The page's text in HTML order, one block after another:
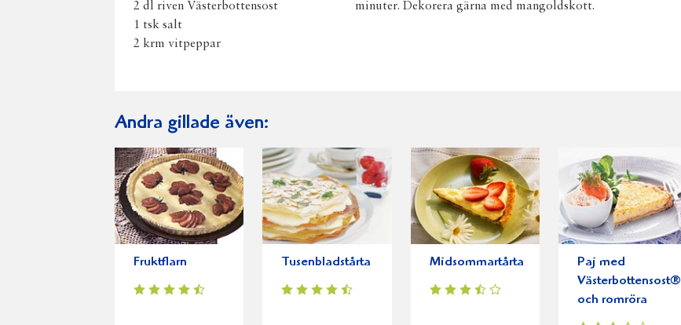
2 dl riven Västerbottensost
1 tsk salt
2 krm vitpeppar
minuter. Dekorera gärna med mangoldskott.
Andra gillade även:
Fruktflarn Tusenbladstårta Midsommartårta
Paj med
Västerbottensost®
och romröra